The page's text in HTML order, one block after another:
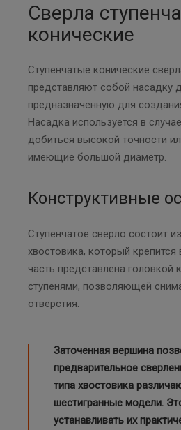
Сверла
конические
Ступенчатые конические
представляют собой насадку
предназначенную для
Насадка используется в
добиться высокой точности
имеющие большой диаметр.
Конструктивные
Ступенчатое сверло состоит
хвостовика, который крепится
часть представлена
ступенями, позволяющей
отверстия.
Заточенная вершина
предварительное
типа хвостовика
шестигранные модели.
устанавливать их